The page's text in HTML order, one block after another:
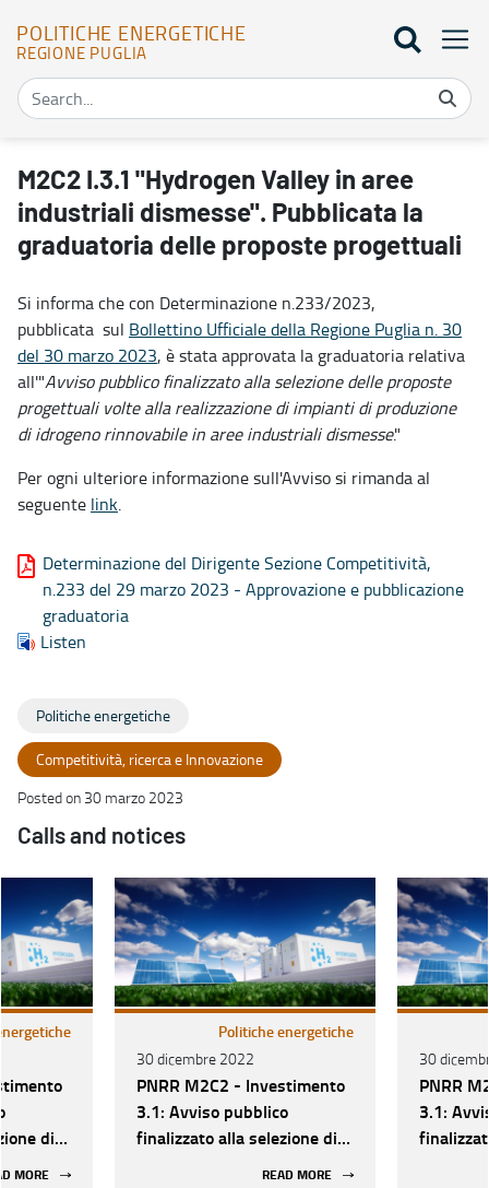
POLITICHE ENERGETICHE
REGIONE PUGLIA
M2C2 I.3.1 "Hydrogen Valley in aree industriali dismesse".
M2C2 I.3.1 "Hydrogen Valley in aree
industriali dismesse". Pubblicata la
graduatoria delle proposte progettuali
Si informa che con Determinazione n.233/2023,
pubblicata sul Bollettino Ufficiale della Regione Puglia n. 30
del 30 marzo 2023, è stata approvata la graduatoria relativa
all'"Avviso pubblico finalizzato alla selezione delle proposte
progettuali volte alla realizzazione di impianti di produzione
di idrogeno rinnovabile in aree industriali dismesse."
Per ogni ulteriore informazione sull'Avviso si rimanda al
seguente link.
Determinazione del Dirigente Sezione Competitività,
n.233 del 29 marzo 2023 - Approvazione e pubblicazione
graduatoria
Listen
Politiche energetiche
Competitività, ricerca e Innovazione
Posted on 30 marzo 2023
Calls and notices
di
MORE
Politiche energetiche
30 dicembre 2022
PNRR M2C2 - Investimento
3.1: Avviso pubblico
finalizzato alla selezione di
READ MORE
30
PNRR
3.1: